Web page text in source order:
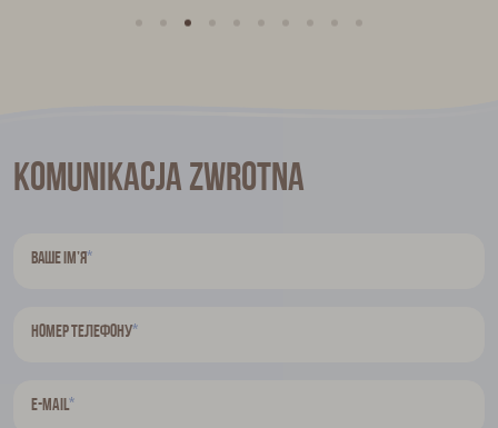
Komunikacja zwrotna
Ваше ім’я*
Номер телефону*
E-mail*